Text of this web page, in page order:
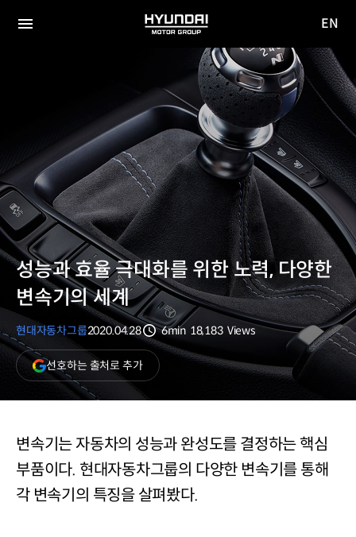
HYUNDAI
사이
이동
EN
성능과 효율 극대화를 위한 노력, 다양한
변속기의 세계
현대자동차그룹2020.04.28
분량
6min 18,183 Views
선호하는 출처로 추가(새
창
열림)
변속기는 자동차의 성능과 완성도를 결정하는 핵심
부품이다. 현대자동차그룹의 다양한 변속기를 통해
각 변속기의 특징을 살펴봤다.